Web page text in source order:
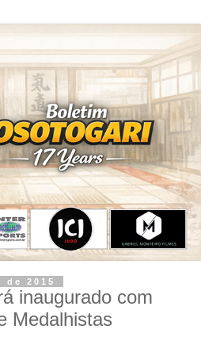
2015
inaugurado com
Medalhistas